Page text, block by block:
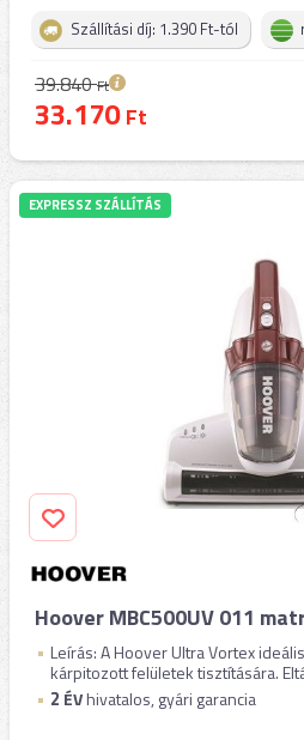
Szállítási díj: 1.390 Ft-tól
39.840Ft
33.170Ft
EXPRESSZ SZÁLLÍTÁS
Hoover MBC500UV 011
Leírás: A Hoover Ultra Vortex
kárpitozott felületek tisztítására.
2 ÉVhivatalos, gyári garancia